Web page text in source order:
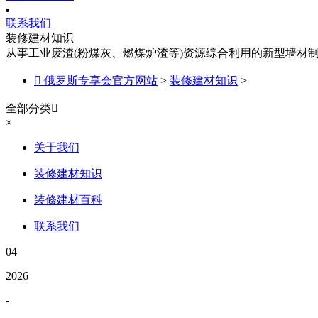
联系我们
装修建材知识
从事工业废渣(粉煤灰、燃煤炉渣等)资源综合利用的新型墙材
 俄罗斯专享会官方网站 > 装修建材知识 >
全部分类
×
关于我们
装修建材知识
装修建材百科
联系我们
04
2026
-